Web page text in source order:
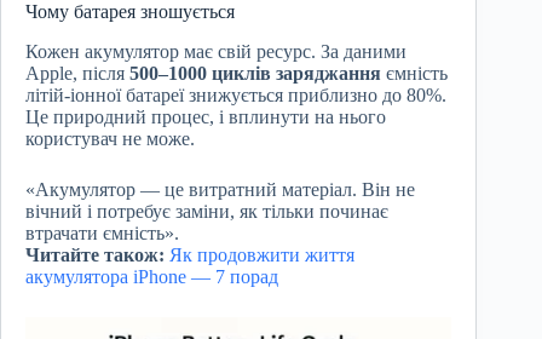
Чому батарея зношується
Кожен акумулятор має свій ресурс. За даними
Apple, після 500–1000 циклів заряджання ємність
літій-іонної батареї знижується приблизно до 80%.
Це природний процес, і вплинути на нього
користувач не може.
«Акумулятор — це витратний матеріал. Він не
вічний і потребує заміни, як тільки починає
втрачати ємність».
Читайте також: Як продовжити життя
акумулятора iPhone — 7 порад